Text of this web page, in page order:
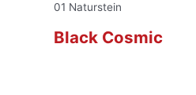
01 Naturstein
Black Cosmic